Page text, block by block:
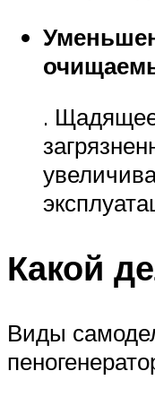
.
Какой
Виды